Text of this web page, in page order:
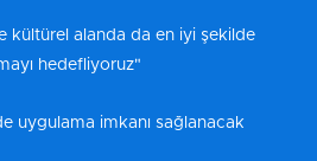
kültürel alanda da en iyi şekilde
hedefliyoruz"
uygulama imkanı sağlanacak